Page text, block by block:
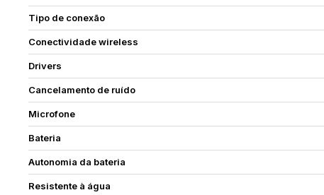
Tipo de conexão
Conectividade wireless
Drivers
Cancelamento de ruído
Microfone
Bateria
Autonomia da bateria
Resistente à água